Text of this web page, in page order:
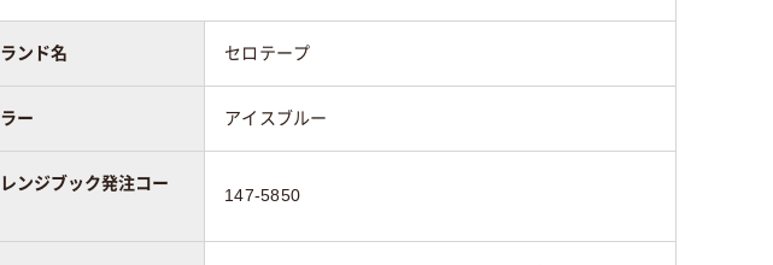
ンド名 セロテープ
ー アイスブルー
ンジブック発注コー
147-5850